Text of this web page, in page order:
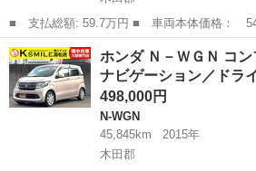
■ 支払総額: 59.7万円 ■ 車両本体価格： 548,000 円 ■ メーカー
名： ホンダ ■ 車種名： Ｎ－ＷＧＮ ■
パッケージ ナビゲーション／ＥＴＣ／バッ
／プッシュス...
香川 木田郡 N-WGN
ホンダ Ｎ－ＷＧＮ コ
ナビゲーション／ドラ
498,000円
N-WGN
45,845km
2015年
木田郡